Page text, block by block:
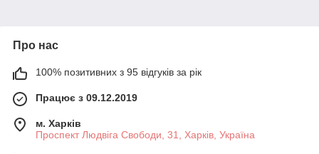
Про нас
100% позитивних з 95 відгуків за рік
Працює з 09.12.2019
м. Харків
Проспект Людвіга Свободи, 31, Харків, Україна